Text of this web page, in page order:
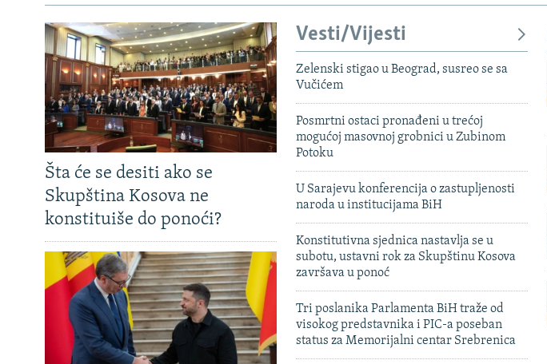
Šta će se desiti ako se
Skupština Kosova ne
konstituiše do ponoći?
Vesti/Vijesti
Zelenski stigao u Beograd, susreo se sa
Vučićem
Posmrtni ostaci pronađeni u trećoj
mogućoj masovnoj grobnici u Zubinom
Potoku
U Sarajevu konferencija o zastupljenosti
naroda u institucijama BiH
Konstitutivna sjednica nastavlja se u
subotu, ustavni rok za Skupštinu Kosova
završava u ponoć
Tri poslanika Parlamenta BiH traže od
visokog predstavnika i PIC-a poseban
status za Memorijalni centar Srebrenica